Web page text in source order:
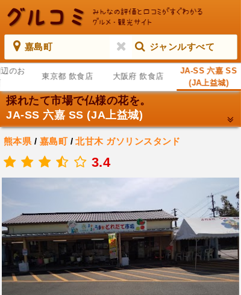
嘉島町 ジャンルすべて
のお
東京都 飲食店 大阪府 飲食店
JA-SS 六嘉 SS
(JA上益城)
採れたて市場で仏様の花を。
JA-SS 六嘉 SS (JA上益城)
熊本県 / 嘉島町/北甘木 ガソリンスタンド
3.4